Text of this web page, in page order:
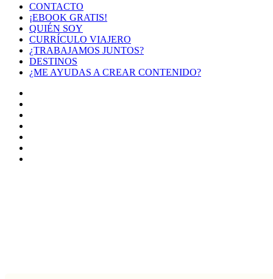
CONTACTO
¡EBOOK GRATIS!
QUIÉN SOY
CURRÍCULO VIAJERO
¿TRABAJAMOS JUNTOS?
DESTINOS
¿ME AYUDAS A CREAR CONTENIDO?